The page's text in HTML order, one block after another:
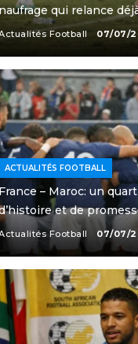
naufrage qui relance
Football 07/07/
ACTUALITÉS FOOTBALL
France – Maroc: un
et de
Football 07/07/